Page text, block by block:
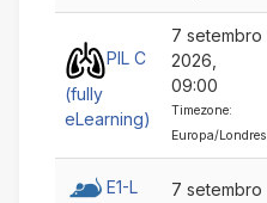
PIL C
(fully
eLearning)
7 setembro
2026,
09:00
Timezone:
Europa/Londres
E1-L
7 setembro